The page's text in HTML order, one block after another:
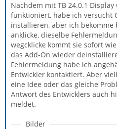
Nachdem mit TB 24.0.1
funktioniert, habe ich versucht
installieren, aber ich bekomme
anklicke, dieselbe
wegcklicke kommt sie sofort
das Add-On wieder
Fehlermeldung habe ich
Entwickler kontaktiert. Aber
eine Idee oder das gleiche
Antwort des Entwicklers auch
meldet.
Bilder